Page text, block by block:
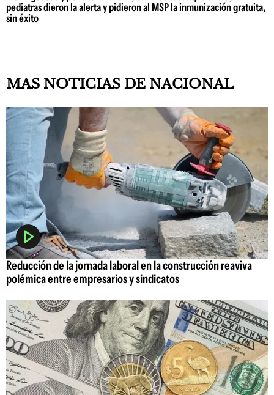
pediatras dieron la alerta y pidieron al MSP la inmunización gratuita,
sin éxito
MAS NOTICIAS DE NACIONAL
Reducción de la jornada laboral en la construcción reaviva
polémica entre empresarios y sindicatos